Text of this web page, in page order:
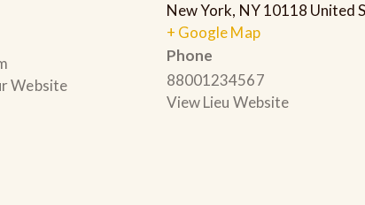
Website
New York, NY 10118 United
+ Google Map
Phone
88001234567
View Lieu Website